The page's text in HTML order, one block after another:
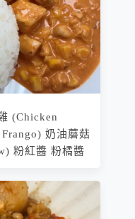
(Chicken
奶油蘑菇
粉紅醬 粉橘醬